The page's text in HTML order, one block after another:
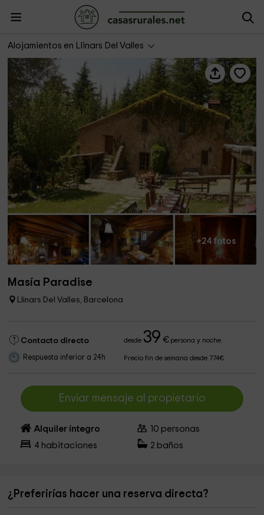
Alojamientos en Llinars Del Valles
+24 fotos
Masía Paradise
Llinars Del Valles, Barcelona
Contacto directo desde39 €persona y noche
Respuesta inferior a 24h Precio fin de semana desde 774€
Enviar mensaje al propietario
Alquiler íntegro 10 personas
4 habitaciones 2 baños
¿Preferirías hacer una reserva directa?